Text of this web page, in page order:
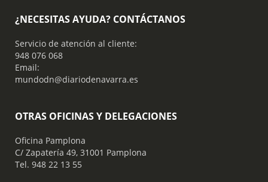
¿NECESITAS AYUDA? CONTÁCTANOS
Servicio de atención al cliente:
948 076 068
Email:
mundodn@diariodenavarra.es
OTRAS OFICINAS Y DELEGACIONES
Oficina Pamplona
C/ Zapatería 49, 31001 Pamplona
Tel. 948 22 13 55